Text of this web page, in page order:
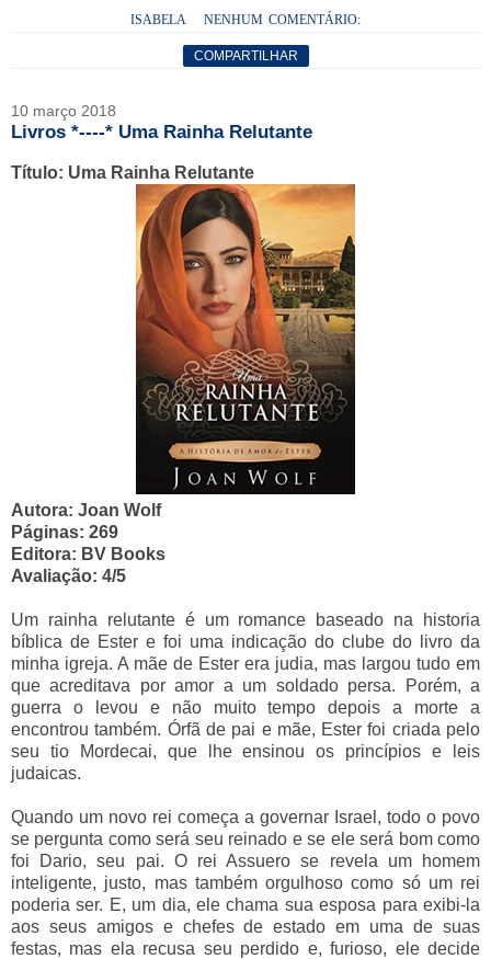
ISABELA NENHUM COMENTÁRIO:
COMPARTILHAR
10 março 2018
Livros *----* Uma Rainha Relutante
Título: Uma Rainha Relutante
Autora: Joan Wolf
Páginas: 269
Editora: BV Books
Avaliação: 4/5
Um rainha relutante é um romance baseado na historia
bíblica de Ester e foi uma indicação do clube do livro da
minha igreja. A mãe de Ester era judia, mas largou tudo em
que acreditava por amor a um soldado persa. Porém, a
guerra o levou e não muito tempo depois a morte a
encontrou também. Órfã de pai e mãe, Ester foi criada pelo
seu tio Mordecai, que lhe ensinou os princípios e leis
judaicas.
Quando um novo rei começa a governar Israel, todo o povo
se pergunta como será seu reinado e se ele será bom como
foi Dario, seu pai. O rei Assuero se revela um homem
inteligente, justo, mas também orgulhoso como só um rei
poderia ser. E, um dia, ele chama sua esposa para exibi-la
aos seus amigos e chefes de estado em uma de suas
festas, mas ela recusa seu perdido e, furioso, ele decide